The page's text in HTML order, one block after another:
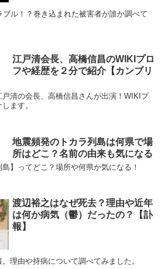
ル！？巻き込まれた被害者が誰か調べて
江戸清会長、高橋信昌のWIKIプロ
フや経歴を２分で紹介【カンブリ
戸清の会長、高橋信昌さんが出演！WIKIプ
ます。
地震頻発のトカラ列島は何県で場
所はどこ？名前の由来も気になる
】ってどこ？場所や何県か気になる！
渡辺裕之はなぜ死去？理由や近年
は何か病気（鬱）だったの？【訃
報】
理由や持病について調べてみました。